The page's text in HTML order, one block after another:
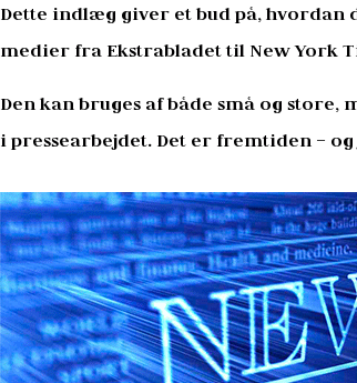
Dette indlæg giver et bud på,
medier fra Ekstrabladet til New York
Den kan bruges af både små og
i pressearbejdet. Det er fremtiden –